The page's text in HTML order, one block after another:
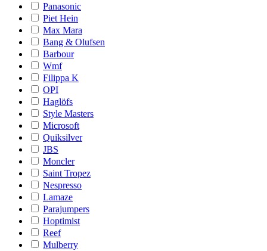
Panasonic
Piet Hein
Max Mara
Bang & Olufsen
Barbour
Wmf
Filippa K
OPI
Haglöfs
Style Masters
Microsoft
Quiksilver
JBS
Moncler
Saint Tropez
Nespresso
Lamaze
Parajumpers
Hoptimist
Reef
Mulberry